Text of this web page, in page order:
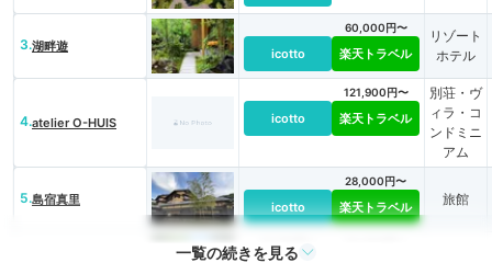
3.湖畔遊 icotto
60,000円〜
楽天トラベル
リゾート
ホテル
4.atelier O-HUIS icotto
121,900円〜
楽天トラベル
別荘・ヴ
ィラ・コ
ンドミニ
アム
5.島宿真里 icotto
28,000円〜
楽天トラベル 旅館
15,791円〜
一覧の続きを見る